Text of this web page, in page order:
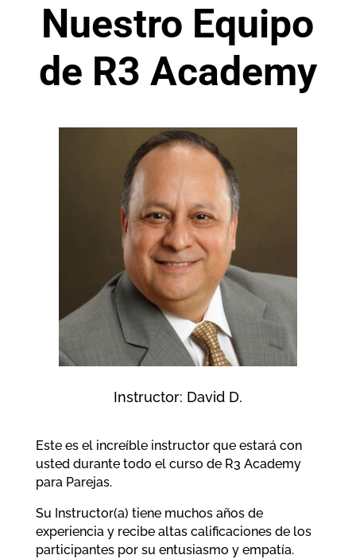
Nuestro Equipo
de R3 Academy
Instructor: David D.
Este es el increíble instructor que estará con
usted durante todo el curso de R3 Academy
para Parejas.
Su Instructor(a) tiene muchos años de
experiencia y recibe altas calificaciones de los
participantes por su entusiasmo y empatía.